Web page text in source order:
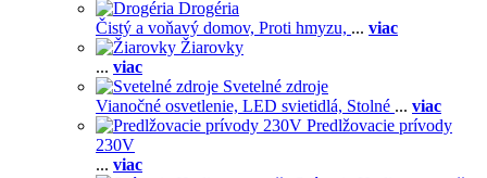
Drogéria
Čistý a voňavý domov, Proti hmyzu, ... viac
Žiarovky
... viac
Svetelné zdroje
Vianočné osvetlenie, LED svietidlá, Stolné ... viac
Predlžovacie prívody
230V
... viac